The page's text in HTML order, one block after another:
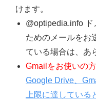
けます。
@optipedia.info ド
ためのメールをお
ている場合は、あ
Gmailをお使いの方
Google Drive、
上限に達してい